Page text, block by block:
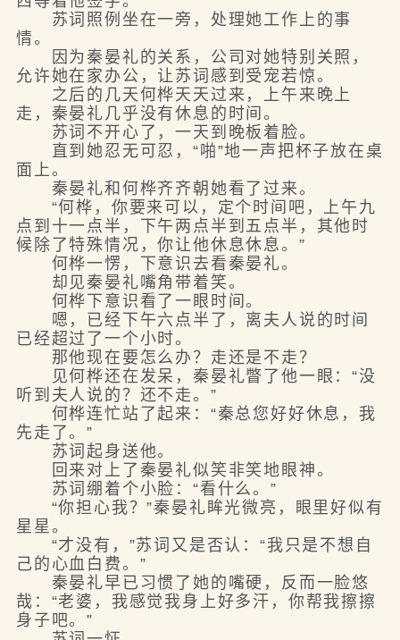
苏词照例坐在一旁，处理她工作上的事
情。
因为秦晏礼的关系，公司对她特别关照，
允许她在家办公，让苏词感到受宠若惊。
之后的几天何桦天天过来，上午来晚上
走，秦晏礼几乎没有休息的时间。
苏词不开心了，一天到晚板着脸。
直到她忍无可忍，“啪”地一声把杯子放在桌
面上。
秦晏礼和何桦齐齐朝她看了过来。
“何桦，你要来可以，定个时间吧，上午九
点到十一点半，下午两点半到五点半，其他时
候除了特殊情况，你让他休息休息。”
何桦一愣，下意识去看秦晏礼。
却见秦晏礼嘴角带着笑。
何桦下意识看了一眼时间。
嗯，已经下午六点半了，离夫人说的时间
已经超过了一个小时。
那他现在要怎么办？走还是不走？
见何桦还在发呆，秦晏礼瞥了他一眼：“没
听到夫人说的？还不走。”
何桦连忙站了起来：“秦总您好好休息，我
先走了。”
苏词起身送他。
回来对上了秦晏礼似笑非笑地眼神。
苏词绷着个小脸：“看什么。”
“你担心我？”秦晏礼眸光微亮，眼里好似有
星星。
“才没有，”苏词又是否认：“我只是不想自
己的心血白费。”
秦晏礼早已习惯了她的嘴硬，反而一脸悠
哉：“老婆，我感觉我身上好多汗，你帮我擦擦
身子吧。”